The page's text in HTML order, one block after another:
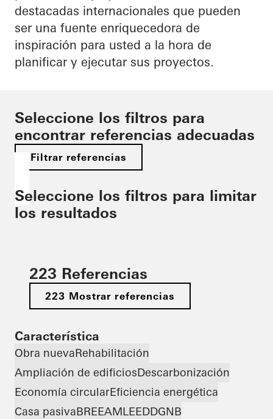
destacadas internacionales que pueden
ser una fuente enriquecedora de
inspiración para usted a la hora de
planificar y ejecutar sus proyectos.
Seleccione los filtros para
encontrar referencias adecuadas
Filtrar referencias
Seleccione los filtros para limitar
los resultados
223 Referencias
223 Mostrar referencias
Característica
Obra nuevaRehabilitación
Ampliación de edificiosDescarbonización
Economía circularEficiencia energética
Casa pasivaBREEAMLEEDDGNB